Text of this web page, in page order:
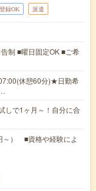
録OK 派遣
制 ■曜日固定OK ■ご希
休憩60分)★日勤希
しで1ヶ月～！自分に合
～） ■資格や経験によ